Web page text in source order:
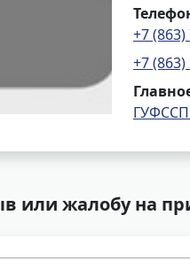
+7
+7
ГУФССП
или жалобу на